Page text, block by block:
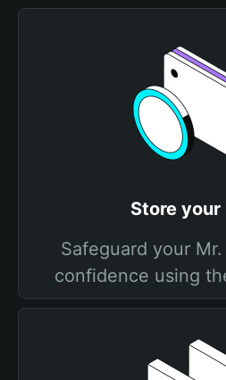
Store your
Safeguard your
confidence using